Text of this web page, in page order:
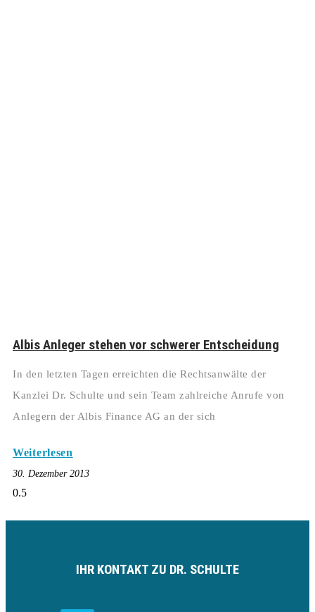
Albis Anleger stehen vor schwerer Entscheidung
In den letzten Tagen erreichten die Rechtsanwälte der
Kanzlei Dr. Schulte und sein Team zahlreiche Anrufe von
Anlegern der Albis Finance AG an der sich
Weiterlesen
30. Dezember 2013
IHR KONTAKT ZU DR. SCHULTE